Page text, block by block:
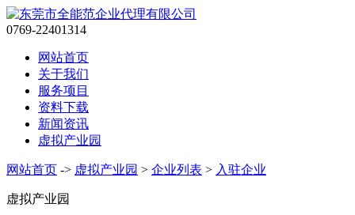
0769-22401314
网站首页
关于我们
服务项目
资料下载
新闻资讯
虚拟产业园
网站首页 -> 虚拟产业园 > 企业列表 > 入驻企业
虚拟产业园